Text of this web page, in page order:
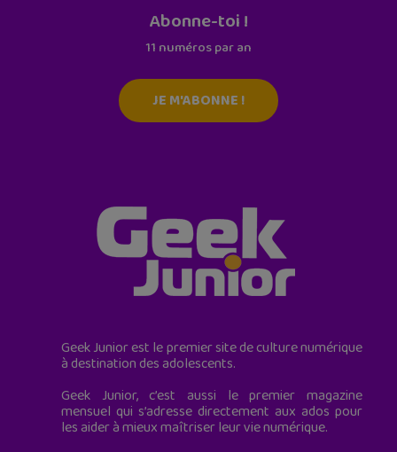
Abonne-toi !
11 numéros par an
JE M'ABONNE !
Geek Junior est le premier site de culture numérique
à destination des adolescents.
Geek Junior, c’est aussi le premier magazine
mensuel qui s’adresse directement aux ados pour
les aider à mieux maîtriser leur vie numérique.